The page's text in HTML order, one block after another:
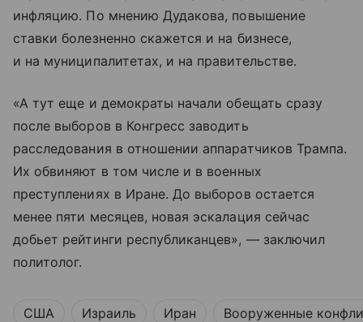
инфляцию. По мнению Дудакова, повышение
ставки болезненно скажется и на бизнесе,
и на муниципалитетах, и на правительстве.
«А тут еще и демократы начали обещать сразу
после выборов в Конгресс заводить
расследования в отношении аппаратчиков Трампа.
Их обвиняют в том числе и в военных
преступлениях в Иране. До выборов остается
менее пяти месяцев, новая эскалация сейчас
добьет рейтинги республиканцев», — заключил
политолог.
США Израиль Иран Вооруженные